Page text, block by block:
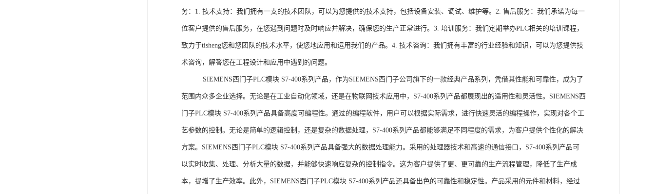
务：1. 技术支持：我们拥有一支的技术团队，可以为您提供的技术支持，包括设备安装、调试、维护等。2. 售后服务：我们承诺为每一
位客户提供的售后服务，在您遇到问题时及时响应并解决，确保您的生产正常进行。3. 培训服务：我们定期举办PLC相关的培训课程，
致力于tisheng您和您团队的技术水平，使您地应用和运用我们的产品。4. 技术咨询：我们拥有丰富的行业经验和知识，可以为您提供技
术咨询，解答您在工程设计和应用中遇到的问题。
SIEMENS西门子PLC模块 S7-400系列产品，作为SIEMENS西门子公司旗下的一款经典产品系列，凭借其性能和可靠性，成为了
范围内众多企业选择。无论是在工业自动化领域，还是在物联网技术应用中，S7-400系列产品都展现出的适用性和灵活性。SIEMENS西
门子PLC模块 S7-400系列产品具备高度可编程性。通过的编程软件，用户可以根据实际需求，进行快速灵活的编程操作，实现对各个工
艺参数的控制。无论是简单的逻辑控制，还是复杂的数据处理，S7-400系列产品都能够满足不同程度的需求，为客户提供个性化的解决
方案。SIEMENS西门子PLC模块 S7-400系列产品具备强大的数据处理能力。采用的处理器技术和高速的通信接口，S7-400系列产品可
以实时收集、处理、分析大量的数据，并能够快速响应复杂的控制指令。这为客户提供了更、更可靠的生产流程管理，降低了生产成
本，提增了生产效率。此外，SIEMENS西门子PLC模块 S7-400系列产品还具备出色的可靠性和稳定性。产品采用的元件和材料，经过